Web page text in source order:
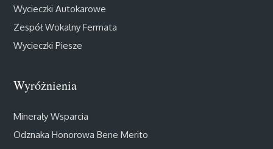
Wycieczki Autokarowe
Zespół Wokalny Fermata
Wycieczki Piesze
Wyróżnienia
Minerały Wsparcia
Odznaka Honorowa Bene Merito